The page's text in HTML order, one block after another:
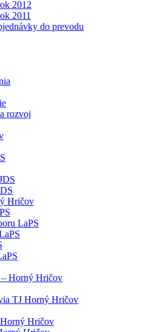
2012
2011
do prevodu
rozvoj
Hričov
LaPS
Horný Hričov
TJ Horný Hričov
Hričov